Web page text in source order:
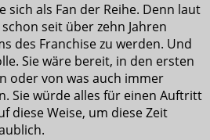
sich als Fan der Reihe. Denn laut
seit über zehn Jahren
des Franchise zu werden. Und
Sie wäre bereit, in den ersten
oder von was auch immer
Sie würde alles für einen Auftritt
diese Weise, um diese Zeit